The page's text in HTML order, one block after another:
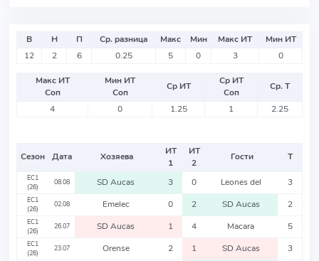
В Н П Ср. разница Макс Мин Макс ИТ
Мин ИТ
12
2 6 0.25 5 0 3 0
Макс ИТ
Соп
Мин ИТ
Соп
Ср ИТ
Ср ИТ
Соп
Ср. Т
4
0 1.25 1 2.25
Сезон Дата Хозяева
ИТ
1
ИТ
2
Гости Т
EC1
(26)
08.08 SD Aucas 3 0 Leones del 3
EC1
(26)
02.08 Emelec 0 2 SD Aucas 2
EC1
(26)
26.07 SD Aucas 1 4 Macara 5
EC1
(26)
23.07 Orense 2 1 SD Aucas 3